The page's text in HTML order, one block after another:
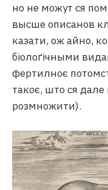
но не можут ся
высше описанов
казати, ож айно,
біолоґічными
фертилноє
такоє, што ся
розмножити).